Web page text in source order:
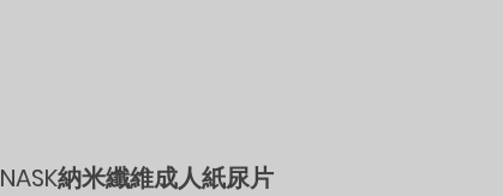
NASK納米纖維成人紙尿片